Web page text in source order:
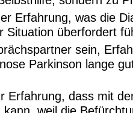
Erfahrung, was die
Situation überfordert
sein,
Parkinson lange
Erfahrung, dass mit